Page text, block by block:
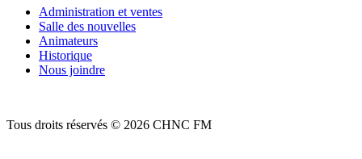
Administration et ventes
Salle des nouvelles
Animateurs
Historique
Nous joindre
Tous droits réservés © 2026 CHNC FM